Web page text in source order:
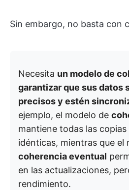
Sin embargo, no basta con
Necesita un modelo de
garantizar que sus datos
precisos y estén
ejemplo, el modelo de
mantiene todas las
idénticas, mientras que el
coherencia eventual
en las actualizaciones,
rendimiento.